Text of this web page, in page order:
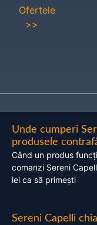
Ofertele
>>
Unde cumperi
produsele
Când un produs
comanzi Sereni
iei ca să primești
Sereni Capelli